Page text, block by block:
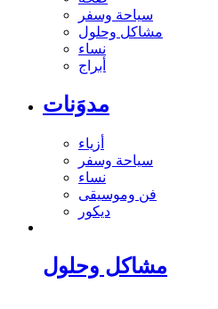
سياحة وسفر
مشاكل وحلول
نساء
أبراج
مدوَنات
أزياء
سياحة وسفر
نساء
فن وموسيقى
ديكور
مشاكل وحلول